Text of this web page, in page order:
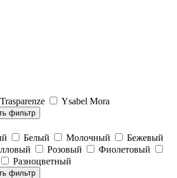
Trasparenze Ysabel Mora
фильтр
Белый Молочный
Бежевый
Розовый
Фиолетовый
Разноцветный
фильтр